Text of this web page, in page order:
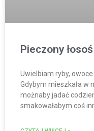
Pieczony łosoś
Uwielbiam ryby, owoce
Gdybym mieszkała w
możnaby jadać
smakowałabym coś